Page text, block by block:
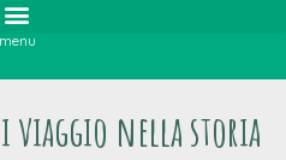
menu
viaggio nella storia